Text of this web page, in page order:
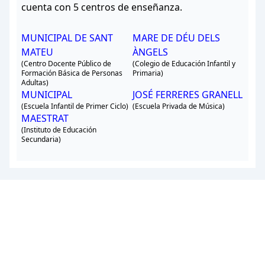
cuenta con 5 centros de enseñanza.
MUNICIPAL DE SANT
MATEU
(Centro Docente Público de
Formación Básica de Personas
Adultas)
MARE DE DÉU DELS
ÀNGELS
(Colegio de Educación Infantil y
Primaria)
MUNICIPAL
(Escuela Infantil de Primer Ciclo)
JOSÉ FERRERES GRANELL
(Escuela Privada de Música)
MAESTRAT
(Instituto de Educación
Secundaria)